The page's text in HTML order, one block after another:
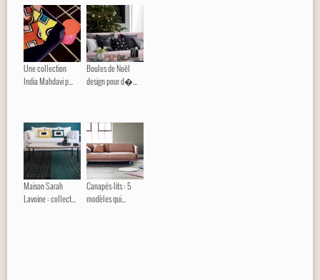
Une collection
India Mahdavi p...
Boules de Noël
design pour d�...
Maison Sarah
Lavoine : collect...
Canapés-lits : 5
modèles qui...